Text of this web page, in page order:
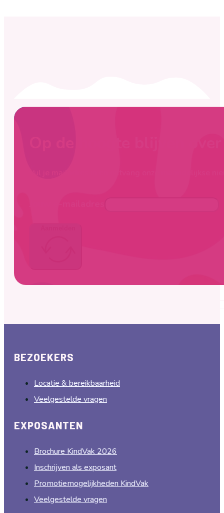
BEZOEKERS
Locatie & bereikbaarheid
Veelgestelde vragen
EXPOSANTEN
Brochure KindVak 2026
Inschrijven als exposant
Promotiemogelijkheden KindVak
Veelgestelde vragen